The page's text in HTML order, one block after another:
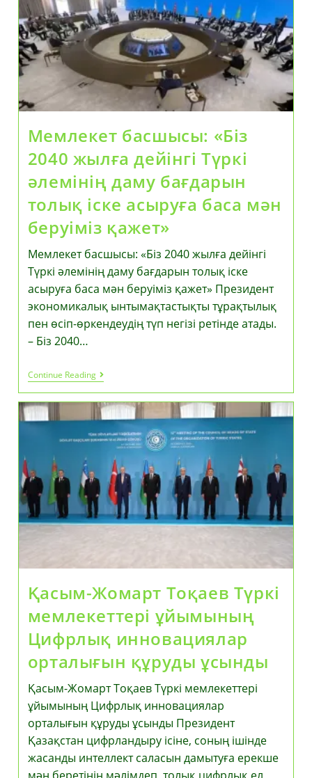
Білім
Беру
Саласындағы
Зерттеулерінде
Қазақстан
Өз
Позициясын
Жақсарта
Түсті
Мемлекет басшысы: «Біз
2040 жылға дейінгі Түркі
әлемінің даму бағдарын
толық іске асыруға баса мән
беруіміз қажет»
Мемлекет басшысы: «Біз 2040 жылға дейінгі
Түркі әлемінің даму бағдарын толық іске
асыруға баса мән беруіміз қажет» Президент
экономикалық ынтымақтастықты тұрақтылық
пен өсіп-өркендеудің түп негізі ретінде атады.
– Біз 2040…
Continue ReadingМемлекет
Басшысы:
«Біз
2040
Жылға
Дейінгі
Түркі
Әлемінің
Даму
Бағдарын
Толық
Іске
Асыруға
Баса
Қасым-Жомарт Тоқаев Түркі
мемлекеттері ұйымының
Цифрлық инновациялар
орталығын құруды ұсынды
Қасым-Жомарт Тоқаев Түркі мемлекеттері
ұйымының Цифрлық инновациялар
орталығын құруды ұсынды Президент
Қазақстан цифрландыру ісіне, соның ішінде
жасанды интеллект саласын дамытуға ерекше